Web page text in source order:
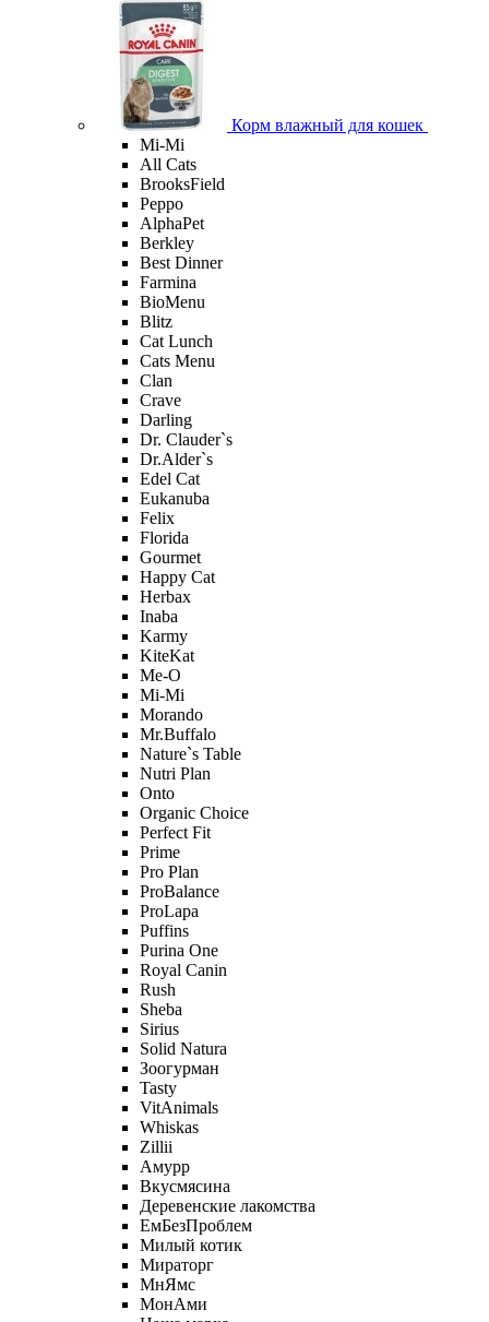
Корм влажный для кошек
Mi-Мi
All Cats
BrooksField
Peppo
AlphaPet
Berkley
Best Dinner
Farmina
BioMenu
Blitz
Cat Lunch
Cats Menu
Clan
Crave
Darling
Dr. Clauder`s
Dr.Alder`s
Edel Cat
Eukanuba
Felix
Florida
Gourmet
Happy Cat
Herbax
Inaba
Karmy
KiteKat
Me-O
Mi-Мi
Morando
Mr.Buffalo
Nature`s Table
Nutri Plan
Onto
Organic Сhoice
Perfect Fit
Prime
Pro Plan
ProBalance
ProLapa
Puffins
Purina One
Royal Canin
Rush
Sheba
Sirius
Solid Natura
Зоогурман
Tasty
VitAnimals
Whiskas
Zillii
Амурр
Вкусмясина
Деревенские лакомства
ЕмБезПроблем
Милый котик
Мираторг
МнЯмс
МонАми